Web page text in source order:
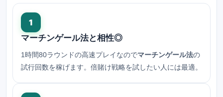
1
マーチンゲール法と相性◎
1時間80ラウンドの高速プレイなのでマーチンゲール法の
試行回数を稼げます。倍賭け戦略を試したい人には最適。